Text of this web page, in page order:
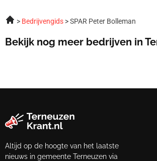
Bedrijvengids SPAR Peter Bolleman
Bekijk nog meer bedrijven in
Altijd op de hoogte van het laatste
nieuws in gemeente Terneuzen via